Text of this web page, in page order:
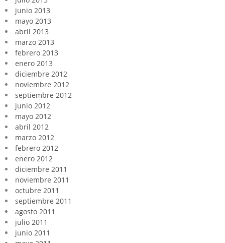
junio 2013
mayo 2013
abril 2013
marzo 2013
febrero 2013
enero 2013
diciembre 2012
noviembre 2012
septiembre 2012
junio 2012
mayo 2012
abril 2012
marzo 2012
febrero 2012
enero 2012
diciembre 2011
noviembre 2011
octubre 2011
septiembre 2011
agosto 2011
julio 2011
junio 2011